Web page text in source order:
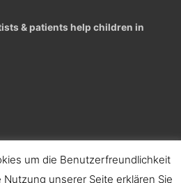
& patients help children in
um die Benutzerfreundlichkeit
unserer Seite erklären Sie